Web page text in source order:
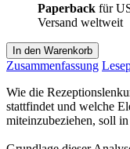
Paperback für
Versand weltweit
In den Warenkorb
Zusammenfassung
Wie die
stattfindet und welche
miteinzubeziehen, soll